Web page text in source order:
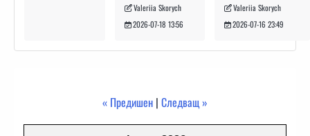
Valeriia Skorych
2026-07-18 13:56
Valeriia Skorych
2026-07-16 23:49
« Предишен | Следващ »